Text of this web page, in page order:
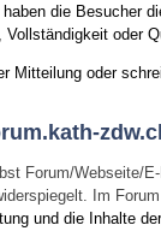
die Besucher
oder
Mitteilung oder
Forum/Webseite/
Im
und die Inhalte